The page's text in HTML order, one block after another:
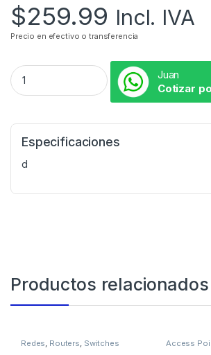
$259.99 Incl. IVA
Precio en efectivo o transferencia
Juan
Cotizar
Especificaciones
d
Productos relacionados
Redes, Routers, Switches Access